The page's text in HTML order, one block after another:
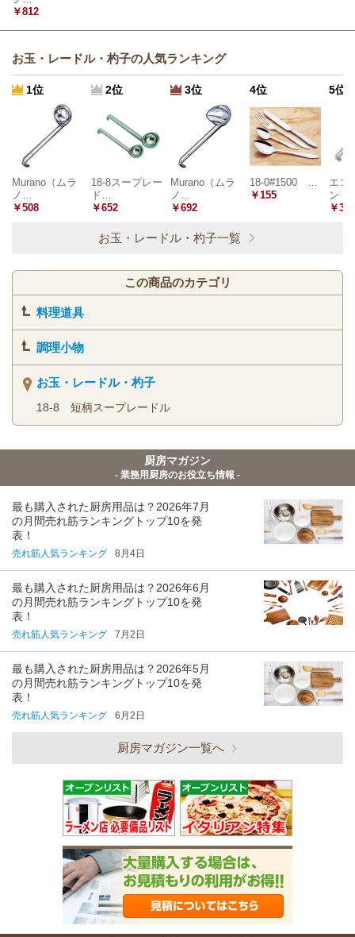
￥812
お玉・レードル・杓子の人気ランキング
1位
Murano（ムラ
ノ…
￥508
2位
18-8スープレー
ド…
￥652
3位
Murano（ムラ
ノ…
￥692
4位
18-0#1500 …
￥155
5位
エコ
ン
￥
お玉・レードル・杓子一覧
この商品のカテゴリ
料理道具
調理小物
お玉・レードル・杓子
18-8 短柄スープレードル
厨房マガジン
- 業務用厨房のお役立ち情報 -
最も購入された厨房用品は？2026年7月
の月間売れ筋ランキングトップ10を発
表！
売れ筋人気ランキング 8月4日
最も購入された厨房用品は？2026年6月
の月間売れ筋ランキングトップ10を発
表！
売れ筋人気ランキング 7月2日
最も購入された厨房用品は？2026年5月
の月間売れ筋ランキングトップ10を発
表！
売れ筋人気ランキング 6月2日
厨房マガジン一覧へ